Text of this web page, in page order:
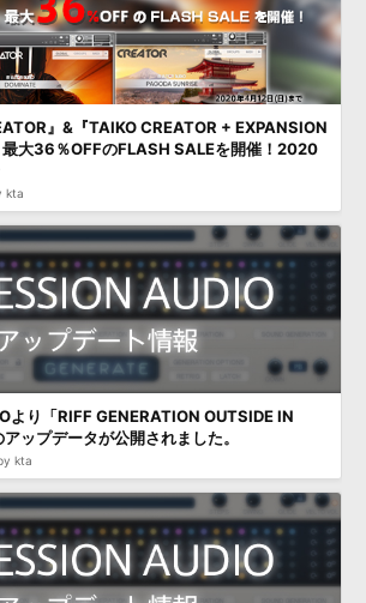
』&『TAIKO CREATOR + EXPANSION
最大36％OFFのFLASH SALEを開催！2020
kta
より「RIFF GENERATION OUTSIDE IN
ップデータが公開されました。
kta